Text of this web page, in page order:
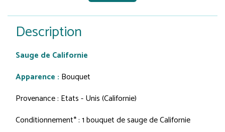
Description
Sauge de Californie
Apparence : Bouquet
Provenance : Etats - Unis (Californie)
Conditionnement* : 1 bouquet de sauge de Californie